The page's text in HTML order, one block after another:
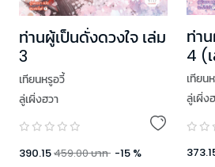
ท่านผู้เป็นดั่งดวงใจ เล่ม
3
เทียนหรูอวี้
ลู่เผิ่งฮวา
390.15459.00บาท -15 %
ท่า
4 (
เทียน
ลู่เผิ่ง